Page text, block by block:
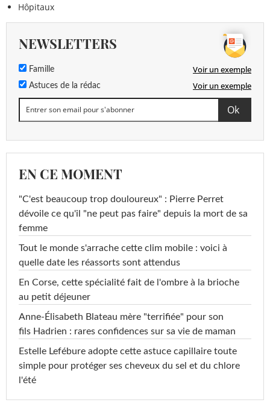
Hôpitaux
NEWSLETTERS
Famille Voir un exemple
Astuces de la rédac Voir un exemple
EN CE MOMENT
"C'est beaucoup trop douloureux" : Pierre Perret
dévoile ce qu'il "ne peut pas faire" depuis la mort de sa
femme
Tout le monde s'arrache cette clim mobile : voici à
quelle date les réassorts sont attendus
En Corse, cette spécialité fait de l'ombre à la brioche
au petit déjeuner
Anne-Élisabeth Blateau mère "terrifiée" pour son
fils Hadrien : rares confidences sur sa vie de maman
Estelle Lefébure adopte cette astuce capillaire toute
simple pour protéger ses cheveux du sel et du chlore
l'été